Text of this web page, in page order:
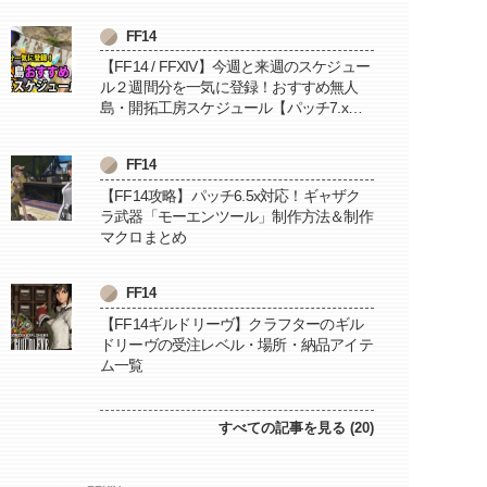
FF14
【FF14 / FFXIV】今週と来週のスケジュー
ル２週間分を一気に登録！おすすめ無人
島・開拓工房スケジュール【パッチ7.x対
FF14
【FF14攻略】パッチ6.5x対応！ギャザク
ラ武器「モーエンツール」制作方法＆制作
マクロまとめ
FF14
【FF14ギルドリーヴ】クラフターのギル
ドリーヴの受注レベル・場所・納品アイテ
ム一覧
すべての記事を見る (20)